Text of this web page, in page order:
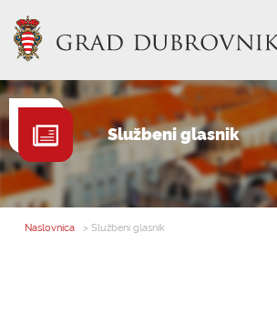
GRADSKA UPRAVA
GRADONAČELNIK
MJESNA SAMOUPRAVA
Službeni glasnik
Naslovnica > Službeni glasnik